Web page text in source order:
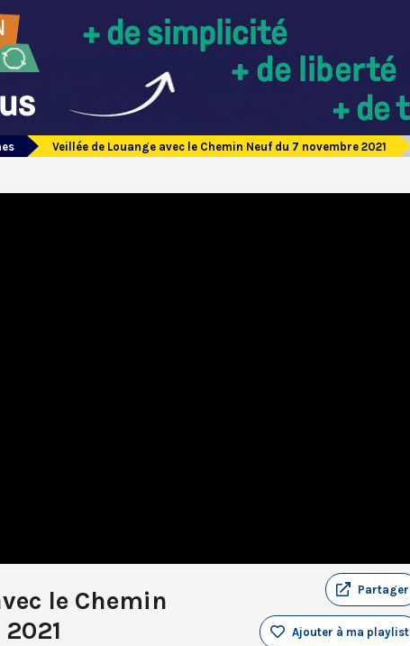
Veillée de Louange avec le Chemin Neuf du 7 novembre 2021
le Chemin
Partager
Ajouter à ma playlist